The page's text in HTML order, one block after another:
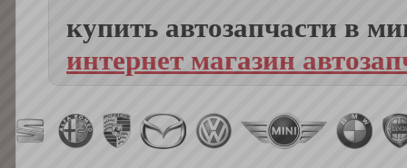
купить автозапчасти в
интернет магазин